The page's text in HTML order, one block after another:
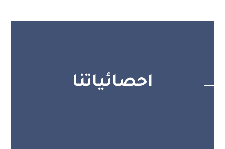
احصائياتنا